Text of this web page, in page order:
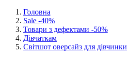
Головна
Sale -40%
Товари з дефектами -50%
Дівчаткам
Світшот оверсайз для дівчинки